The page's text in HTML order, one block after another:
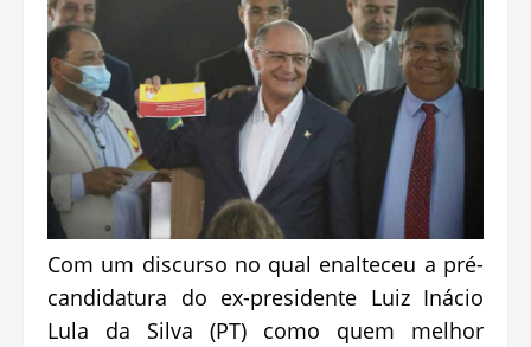
Com um discurso no qual enalteceu a pré-
candidatura do ex-presidente Luiz Inácio
Lula da Silva (PT) como quem melhor